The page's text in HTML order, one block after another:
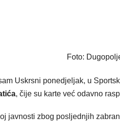
Foto:
Uskrsni ponedjeljak, u
, čije su karte već odavno
javnosti zbog posljednjih